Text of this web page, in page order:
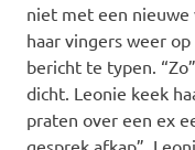
niet met een nieuwe
haar vingers weer
bericht te typen.
dicht. Leonie keek
praten over een ex